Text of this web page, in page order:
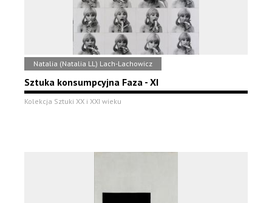
Natalia (Natalia LL) Lach-Lachowicz
Sztuka konsumpcyjna Faza - XI
Kolekcja Sztuki XX i XXI wieku